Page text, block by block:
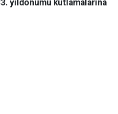
yıldönümü kutlamalarına